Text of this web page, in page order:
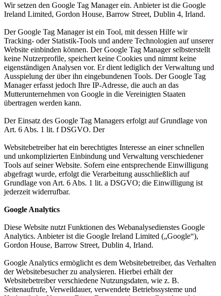
Wir setzen den Google Tag Manager ein. Anbieter ist die Google
Ireland Limited, Gordon House, Barrow Street, Dublin 4, Irland.
Der Google Tag Manager ist ein Tool, mit dessen Hilfe wir
Tracking- oder Statistik-Tools und andere Technologien auf unserer
Website einbinden können. Der Google Tag Manager selbsterstellt
keine Nutzerprofile, speichert keine Cookies und nimmt keine
eigenständigen Analysen vor. Er dient lediglich der Verwaltung und
Ausspielung der über ihn eingebundenen Tools. Der Google Tag
Manager erfasst jedoch Ihre IP-Adresse, die auch an das
Mutterunternehmen von Google in die Vereinigten Staaten
übertragen werden kann.
Der Einsatz des Google Tag Managers erfolgt auf Grundlage von
Art. 6 Abs. 1 lit. f DSGVO. Der
Websitebetreiber hat ein berechtigtes Interesse an einer schnellen
und unkomplizierten Einbindung und Verwaltung verschiedener
Tools auf seiner Website. Sofern eine entsprechende Einwilligung
abgefragt wurde, erfolgt die Verarbeitung ausschließlich auf
Grundlage von Art. 6 Abs. 1 lit. a DSGVO; die Einwilligung ist
jederzeit widerrufbar.
Google Analytics
Diese Website nutzt Funktionen des Webanalysedienstes Google
Analytics. Anbieter ist die Google Ireland Limited („Google“),
Gordon House, Barrow Street, Dublin 4, Irland.
Google Analytics ermöglicht es dem Websitebetreiber, das Verhalten
der Websitebesucher zu analysieren. Hierbei erhält der
Websitebetreiber verschiedene Nutzungsdaten, wie z. B.
Seitenaufrufe, Verweildauer, verwendete Betriebssysteme und